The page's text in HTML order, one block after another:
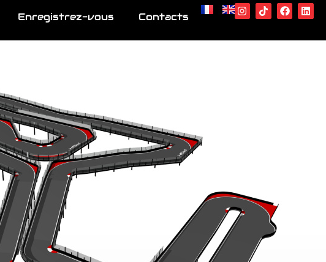
Enregistrez-vous Contacts